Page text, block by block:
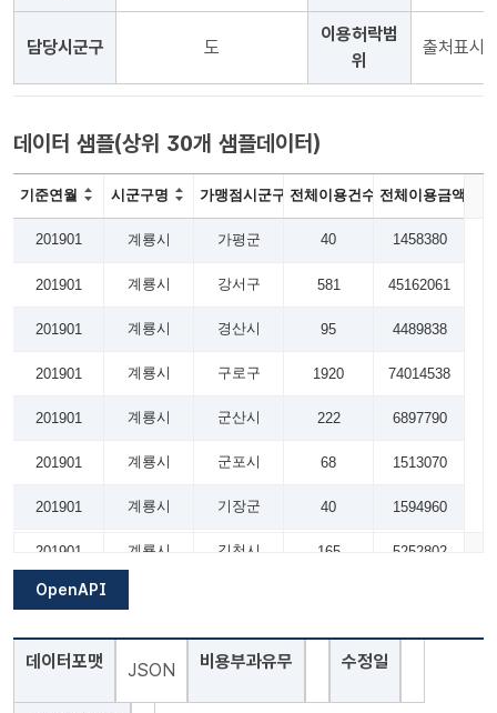
담당시군구 도
이용허락범
위
출처표시
데이터 샘플(상위 30개 샘플데이터)
기준연월 시군구명 가맹점시군구명전체이용건수 전체이용금액
201901 계룡시 가평군 40 1458380
201901 계룡시 강서구 581 45162061
201901 계룡시 경산시 95 4489838
201901 계룡시 구로구 1920 74014538
201901 계룡시 군산시 222 6897790
201901 계룡시 군포시 68 1513070
201901 계룡시 기장군 40 1594960
201901 계룡시 김천시 165 5252802
OpenAPI
데이터포맷 JSON 비용부과유무 수정일